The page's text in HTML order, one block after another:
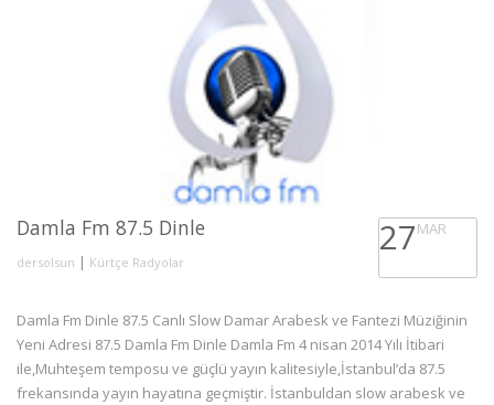
Damla Fm 87.5 Dinle
dersolsun | Kürtçe Radyolar
27MAR
Damla Fm Dinle 87.5 Canlı Slow Damar Arabesk ve Fantezi Müziğinin
Yeni Adresi 87.5 Damla Fm Dinle Damla Fm 4 nisan 2014 Yılı İtibari
ile,Muhteşem temposu ve güçlü yayın kalitesiyle,İstanbul’da 87.5
frekansında yayın hayatına geçmiştir. İstanbuldan slow arabesk ve